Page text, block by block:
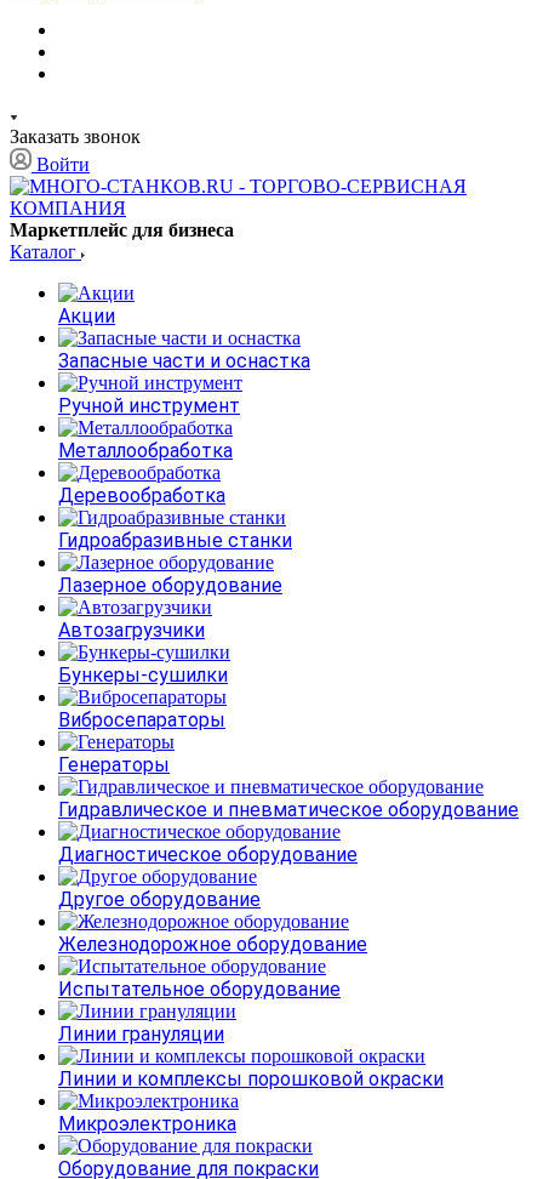
Заказать звонок
Войти
Маркетплейс для бизнеса
Каталог
Акции
Запасные части и оснастка
Ручной инструмент
Металлообработка
Деревообработка
Гидроабразивные станки
Лазерное оборудование
Автозагрузчики
Бункеры-сушилки
Вибросепараторы
Генераторы
Гидравлическое и пневматическое оборудование
Диагностическое оборудование
Другое оборудование
Железнодорожное оборудование
Испытательное оборудование
Линии грануляции
Линии и комплексы порошковой окраски
Микроэлектроника
Оборудование для покраски